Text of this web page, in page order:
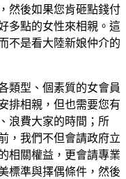
然後如果您肯砸點錢付
多點的女性來相親。這
不是看大陸新娘仲介的
類型、個素質的女會員
排相親，但也需要您有
浪費大家的時間；所
，我們不但會請政府立
相關權益，更會請專業
標準與擇偶條件，然後